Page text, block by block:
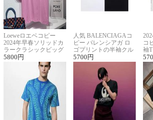
Loeweロエベコピー
2024年早春ソリッドカ
ラークラシックビッグ
ロゴ刺繍Tシャツ
5800 円
人気 BALENCIAGAコ
ピー バレンシアガ ロ
ゴプリントの半袖クル
ーネックTシャツ
5700 円
コ
袖
に